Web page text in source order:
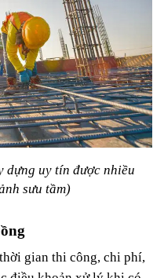
dựng uy tín được nhiều
sưu tầm)
gian thi công, chi phí,